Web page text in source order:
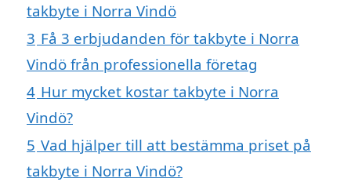
takbyte i Norra Vindö
3 Få 3 erbjudanden för takbyte i Norra
Vindö från professionella företag
4 Hur mycket kostar takbyte i Norra
Vindö?
5 Vad hjälper till att bestämma priset på
takbyte i Norra Vindö?